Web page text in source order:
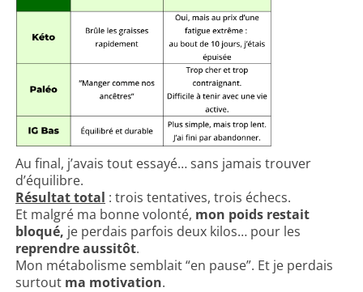
Au final, j’avais tout essayé… sans jamais trouver
d’équilibre.
Résultat total : trois tentatives, trois échecs.
Et malgré ma bonne volonté, mon poids restait
bloqué, je perdais parfois deux kilos… pour les
reprendre aussitôt.
Mon métabolisme semblait “en pause”. Et je perdais
surtout ma motivation.